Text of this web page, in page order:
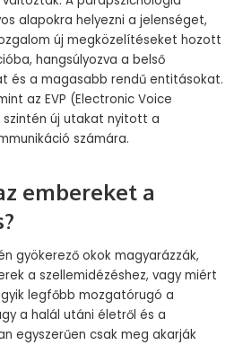
alapokra helyezni a jelenséget,
új megközelítéseket hozott
hangsúlyozva a belső
és a magasabb rendű entitásokat.
az EVP (Electronic Voice
új utakat nyitott a
számára.
embereket a
gyökerező okok magyarázzák,
a szellemidézéshez, vagy miért
legfőbb mozgatórugó a
a halál utáni életről és a
egyszerűen csak meg akarják